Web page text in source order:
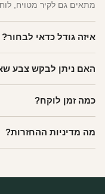
מתאים גם לקיר מטויח,
איזה גודל כדאי לבחור?
שינה של מבוגרים — L. לפינה קטנה — S.
האם ניתן לבקש צבע
הצבעים זמינים ללא תוספת
כמה זמן לוקח?
14:00 — יצאו באותו יום.
מה מדיניות ההחזרות?